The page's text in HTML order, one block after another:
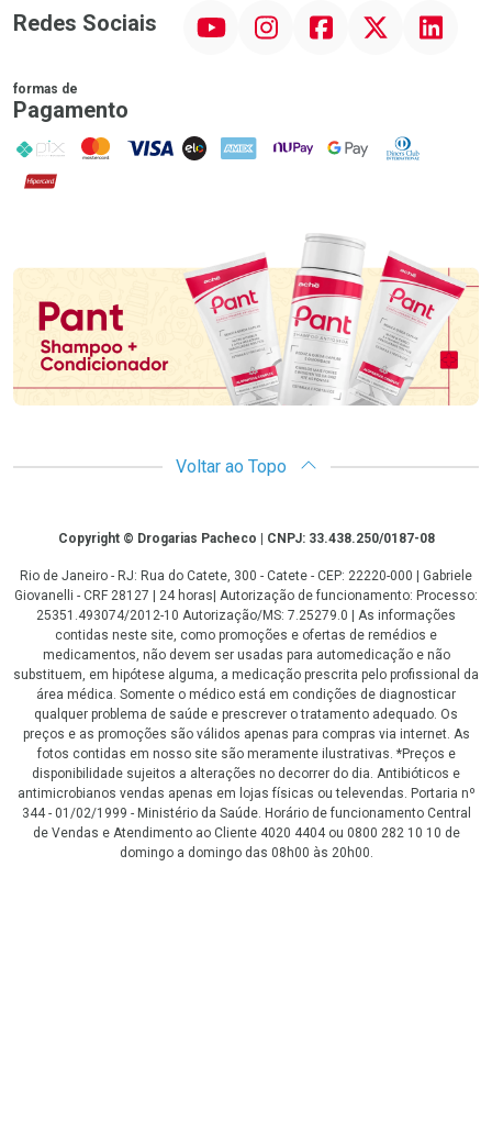
Redes Sociais InstagramFacebookTwitter Linkedin
formas de
Pagamento
PIX MasterCard
VISA ELO AMEX NuPay Google PayDiners Club
Hipercard
Promoção em Destaque
Voltar ao Topo
CopyrightCopyright © Drogarias Pacheco | CNPJ: 33.438.250/0187-08
Rio de Janeiro - RJ: Rua do Catete, 300 - Catete - CEP: 22220-000 | Gabriele
Giovanelli - CRF 28127 | 24 horas| Autorização de funcionamento: Processo:
25351.493074/2012-10 Autorização/MS: 7.25279.0 | As informações
contidas neste site, como promoções e ofertas de remédios e
medicamentos, não devem ser usadas para automedicação e não
substituem, em hipótese alguma, a medicação prescrita pelo profissional da
área médica. Somente o médico está em condições de diagnosticar
qualquer problema de saúde e prescrever o tratamento adequado. Os
preços e as promoções são válidos apenas para compras via internet. As
fotos contidas em nosso site são meramente ilustrativas. *Preços e
disponibilidade sujeitos a alterações no decorrer do dia. Antibióticos e
antimicrobianos vendas apenas em lojas físicas ou televendas. Portaria nº
344 - 01/02/1999 - Ministério da Saúde. Horário de funcionamento Central
de Vendas e Atendimento ao Cliente 4020 4404 ou 0800 282 10 10 de
domingo a domingo das 08h00 às 20h00.